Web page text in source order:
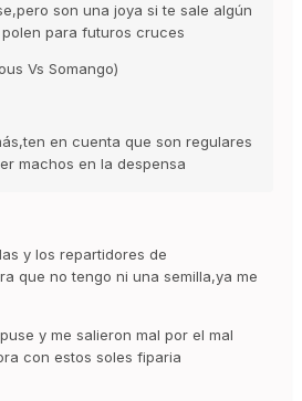
son una joya si te sale algún
para futuros cruces
Vs Somango)
en cuenta que son regulares
machos en la despensa
y los repartidores de
que no tengo ni una semilla,ya me
y me salieron mal por el mal
con estos soles fiparia